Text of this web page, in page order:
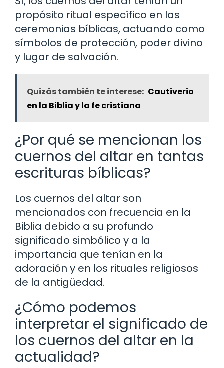
propósito ritual específico en las
ceremonias bíblicas, actuando como
símbolos de protección, poder divino
y lugar de salvación.
Quizás también te interese: Cautiverio
en la Biblia y la fe cristiana
¿Por qué se mencionan los
cuernos del altar en tantas
escrituras bíblicas?
Los cuernos del altar son
mencionados con frecuencia en la
Biblia debido a su profundo
significado simbólico y a la
importancia que tenían en la
adoración y en los rituales religiosos
de la antigüedad.
¿Cómo podemos
interpretar el significado de
los cuernos del altar en la
actualidad?